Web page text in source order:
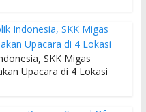
SKK Migas
Upacara di 4 Lokasi